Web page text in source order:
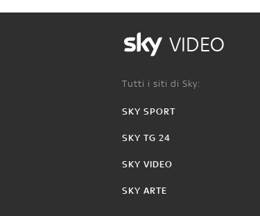
VIDEO
Tutti i siti di Sky:
SKY SPORT
SKY TG 24
SKY VIDEO
SKY ARTE